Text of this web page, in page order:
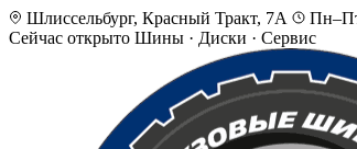
Шлиссельбург, Красный Тракт, 7А
Сейчас открыто Шины · Диски · Сервис